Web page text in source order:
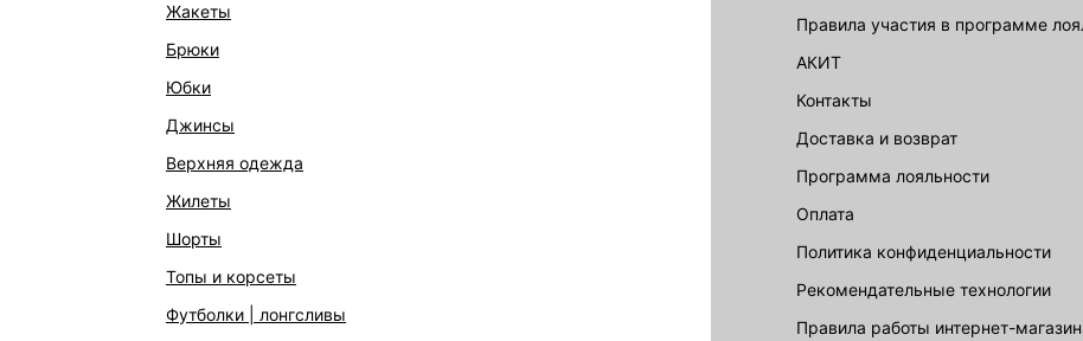
жакеты
брюки
юбки
джинсы
верхняя одежда
жилеты
шорты
топы и корсеты
футболки | лонгсливы
ОФИСНАЯ КОЛЛЕКЦИЯ
ЭКСКЛЮЗИВНО ОНЛАЙН
АКСЕССУАРЫ И УКРАШЕНИЯ
ФИНАЛЬНАЯ РАСПРОДАЖА
Правила участия в программе
АКИТ
Контакты
Доставка и возврат
Программа лояльности
Оплата
Политика конфиденциальности
Рекомендательные технологии
Правила работы интернет-